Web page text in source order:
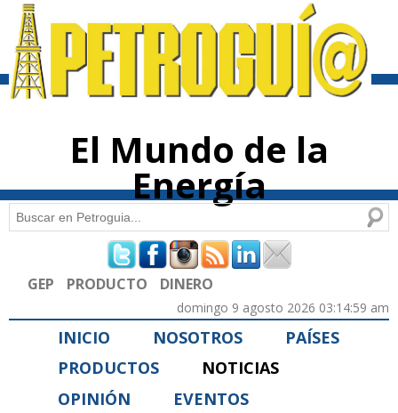
contenido
El Mundo de la
Energía
Formulario de búsqueda
Buscar
GEP PRODUCTO DINERO
domingo 9 agosto 2026 03:14:59 am
INICIO NOSOTROS
PAÍSES
PRODUCTOS
NOTICIAS
OPINIÓN
EVENTOS